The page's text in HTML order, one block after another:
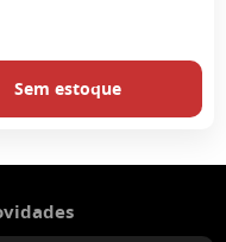
Sem estoque